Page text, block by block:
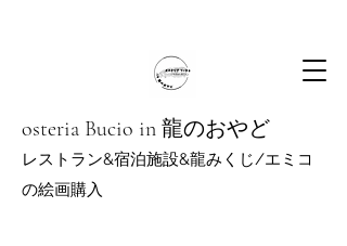
osteria Bucio in 龍のおやど
レストラン&宿泊施設&龍みくじ/エミコ
の絵画購入